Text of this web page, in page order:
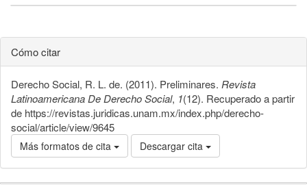
Cómo citar
Derecho Social, R. L. de. (2011). Preliminares. Revista
Latinoamericana De Derecho Social, 1(12). Recuperado a partir
de https://revistas.juridicas.unam.mx/index.php/derecho-
social/article/view/9645
Más formatos de cita Descargar cita